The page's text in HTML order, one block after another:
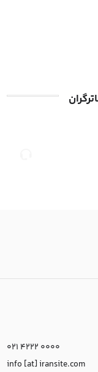
021 4222 0000
info [at] iransite.com